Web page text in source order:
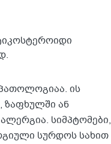
ის
ან
სიმპტომები,
სურდოს სახით